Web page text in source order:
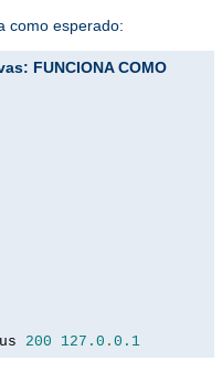
como esperado:
FUNCIONA COMO
200 127.0 . 0.1